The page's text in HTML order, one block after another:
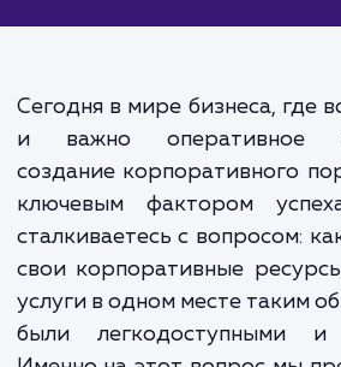
Сегодня в мире бизнеса,
и важно оперативное
создание корпоративного
ключевым фактором
сталкиваетесь с